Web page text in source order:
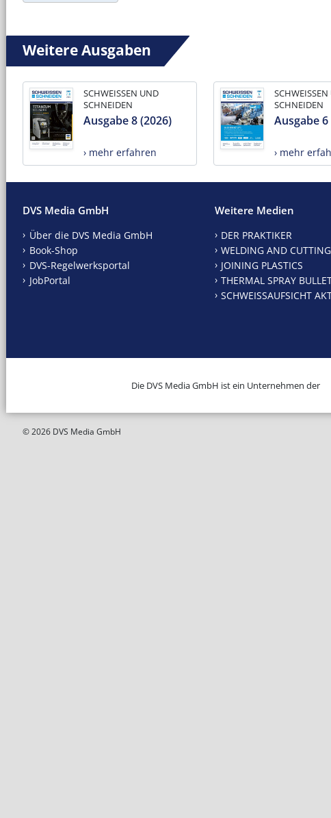
Weitere Ausgaben
SCHWEISSEN UND
SCHNEIDEN
Ausgabe 8 (2026)
› mehr erfahren
SCHNEIDEN
Ausgabe 6
› mehr
DVS Media GmbH
Über die DVS Media GmbH
Book-Shop
DVS-Regelwerksportal
JobPortal
Weitere Medien
DER PRAKTIKER
WELDING AND CUTTING
JOINING PLASTICS
THERMAL SPRAY
SCHWEISSAUFSICHT
Die DVS Media GmbH ist ein Unternehmen der
© 2026 DVS Media GmbH